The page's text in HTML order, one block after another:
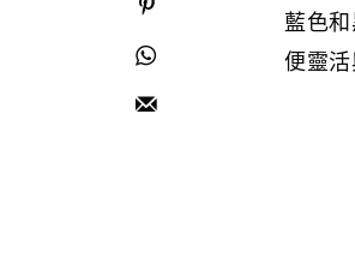
藍色
便靈